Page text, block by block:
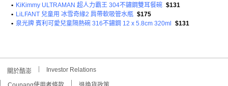
• KiKimmy ULTRAMAN 超人力霸王 304不鏽鋼雙耳餐碗 $131
• LiLFANT 兒童用 冰雪奇緣2 肩帶軟吸管水瓶 $175
• 泉光牌 賓利可愛兒童隔熱碗 316不鏽鋼 12 x 5.8cm 320ml $131
關於酷澎 Investor Relations